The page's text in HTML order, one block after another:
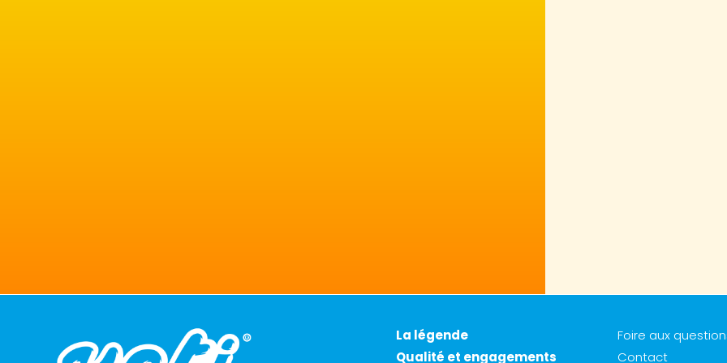
La légende
Qualité et engagements
Foire aux
Contact